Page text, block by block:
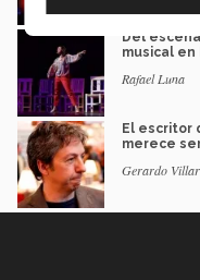
Del
musical en
Rafael Luna
El escritor
merece
Gerardo